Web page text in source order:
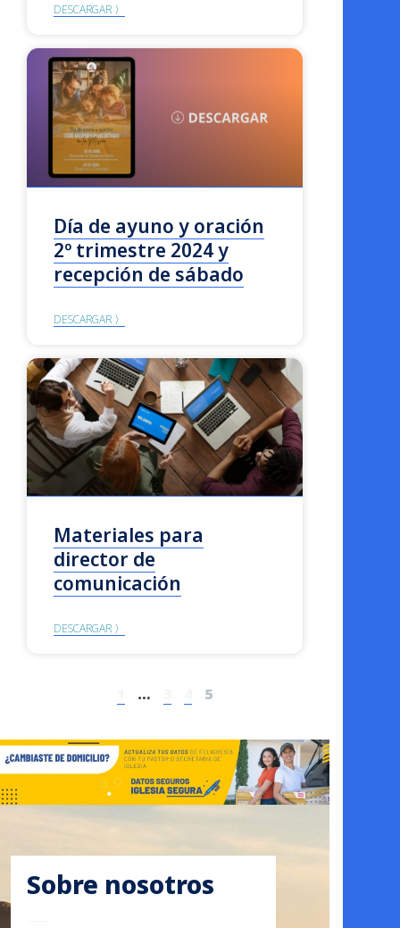
DESCARGAR 〉
Día de ayuno y oración
2º trimestre 2024 y
recepción de sábado
DESCARGAR 〉
Materiales para
director de
comunicación
DESCARGAR 〉
… 5
Sobre nosotros